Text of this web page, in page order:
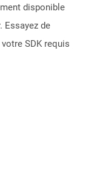
disponible
Essayez de
SDK requis